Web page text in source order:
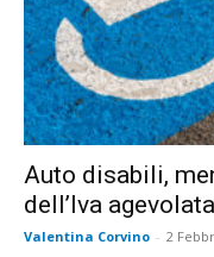
Auto disabili,
dell’Iva agevolata
Valentina Corvino - 2